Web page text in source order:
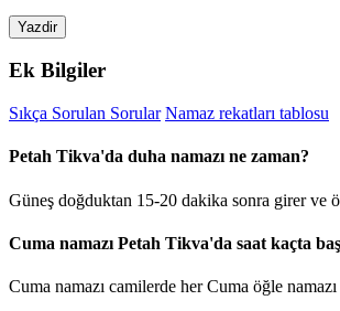
Yazdir
Ek Bilgiler
Sıkça Sorulan Sorular Namaz rekatları tablosu
Petah Tikva'da duha namazı ne zaman?
Güneş doğduktan 15-20 dakika sonra girer ve
Cuma namazı Petah Tikva'da saat kaçta
Cuma namazı camilerde her Cuma öğle namazı